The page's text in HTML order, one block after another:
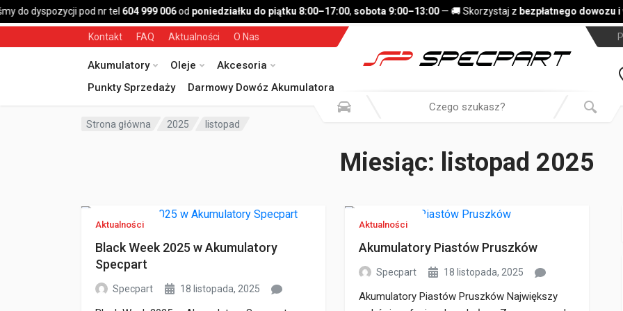
do dyspozycji pod nr tel604 999 006odponiedziałku do piątku 8:00–17:00,sobota 9:00–13:00— 🚚 Skorzystaj zbezpłatnego dowozu i
Kontakt FAQ Aktualności O Nas
Akumulatory Oleje
Akcesoria
Punkty Sprzedaży
Darmowy Dowóz Akumulatora
Strona główna 2025 listopad
Miesiąc: listopad 2025
Aktualności
Black Week 2025 w Akumulatory
Specpart
Specpart 18 listopada, 2025
Aktualności
Akumulatory Piastów Pruszków
Specpart 18 listopada, 2025
Akumulatory Piastów Pruszków Największy